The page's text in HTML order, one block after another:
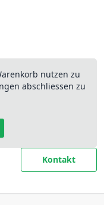
nutzen zu
abschliessen zu
Kontakt